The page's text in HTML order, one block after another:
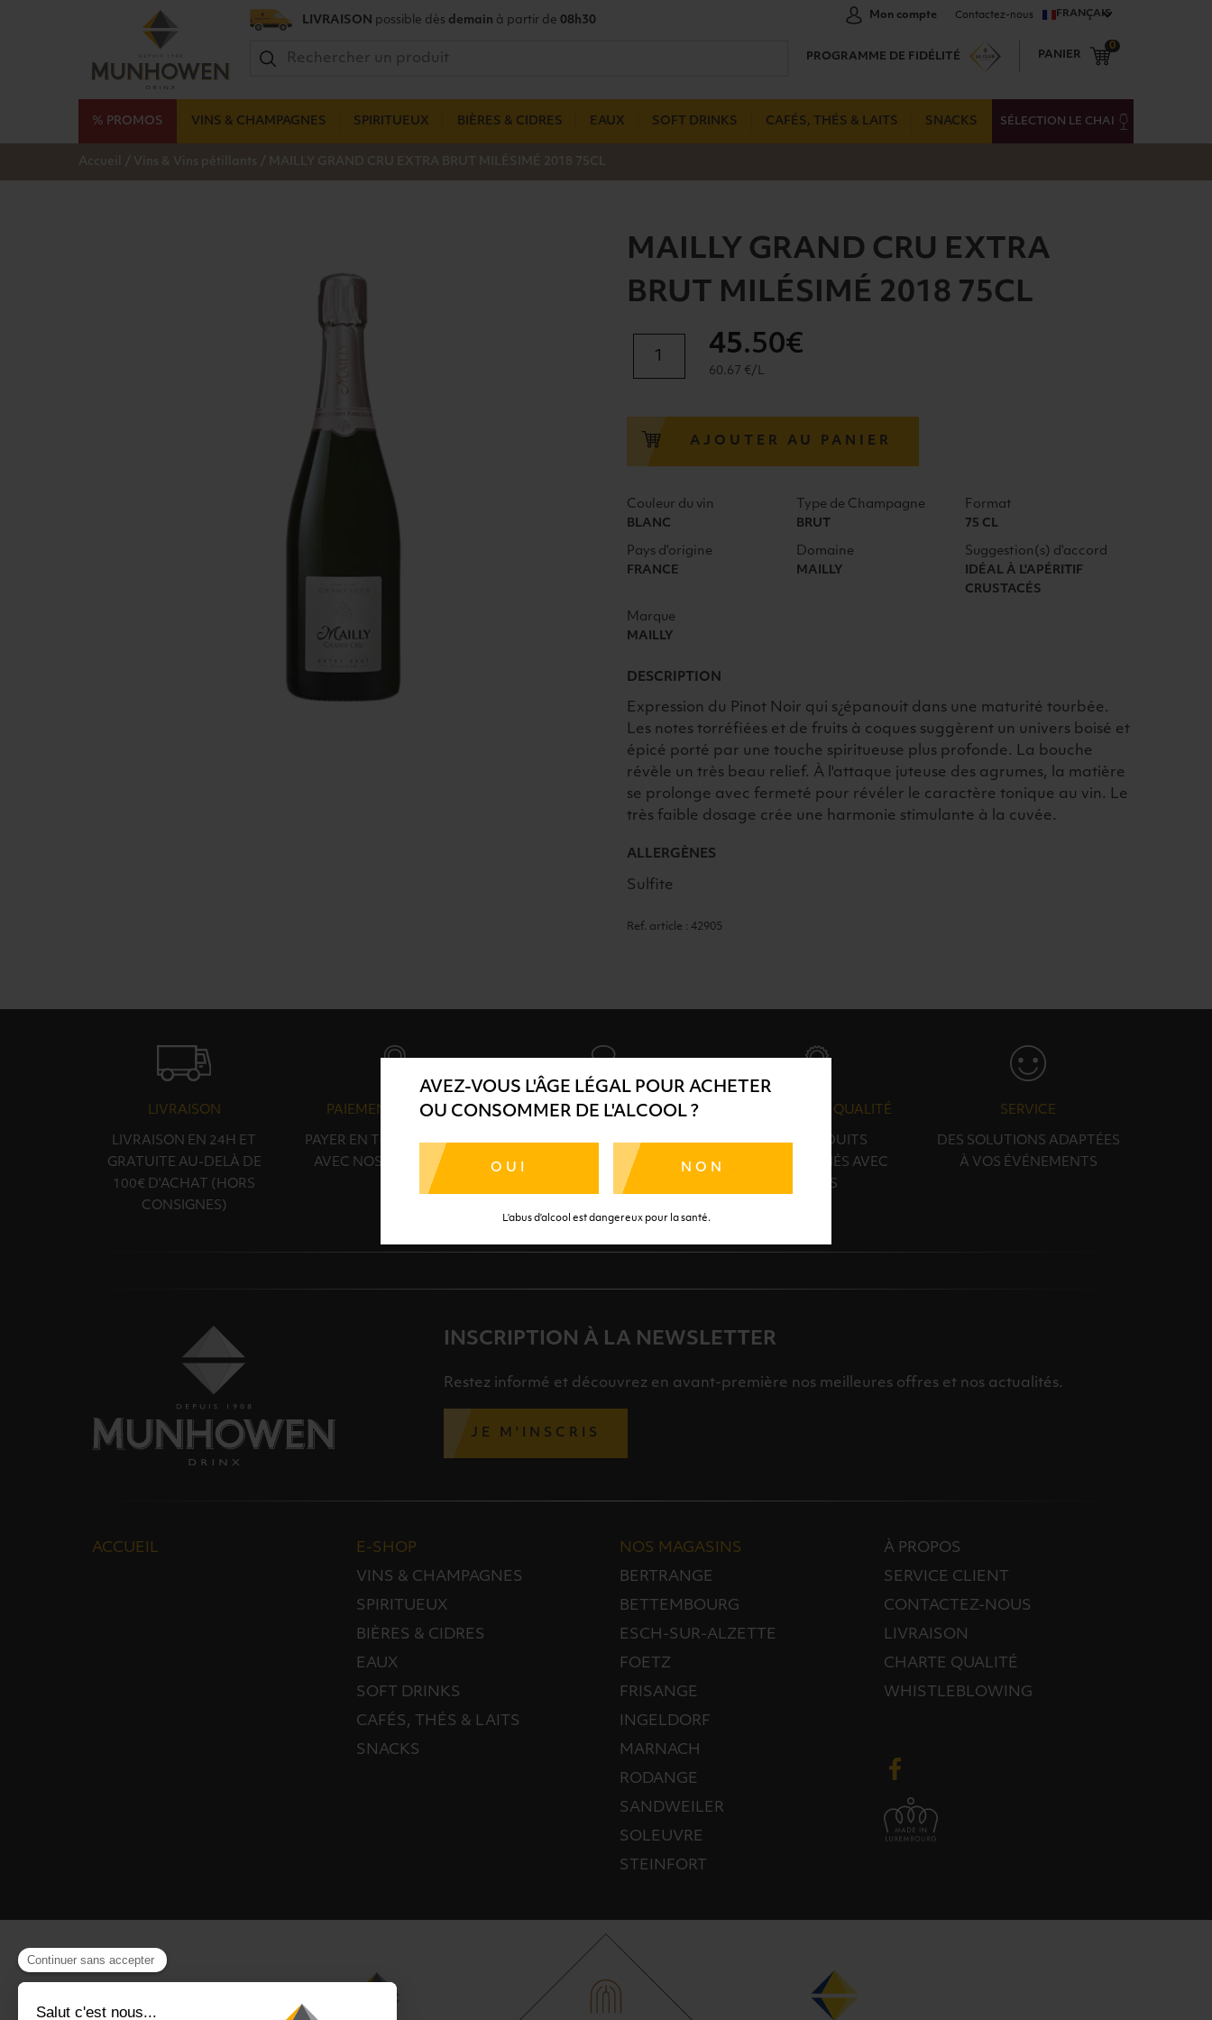
AVEZ-VOUS L'ÂGE LÉGAL POUR ACHETER
OU CONSOMMER DE L'ALCOOL ?
OUI NON
L’abus d’alcool est dangereux pour la santé.
LIVRAISON possible dès demain à partir de 08h30 Mon compte Contactez-nous FRANÇAIS
PROGRAMME DE FIDÉLITÉ PANIER
0
% PROMOS VINS & CHAMPAGNES SPIRITUEUX BIÈRES & CIDRES EAUX SOFT DRINKS CAFÉS, THÉS & LAITS SNACKS SÉLECTION LE CHAI
Accueil / Vins & Vins pétillants / MAILLY GRAND CRU EXTRA BRUT MILÉSIMÉ 2018 75CL
MAILLY GRAND CRU EXTRA
BRUT MILÉSIMÉ 2018 75CL
CRU
EXTRA
MILÉSIMÉ
2018
45.50€
60.67 €/L
AJOUTER AU PANIER
Couleur du vin
BLANC
Type de Champagne
BRUT
Format
75 CL
Pays d'origine
FRANCE
Domaine
MAILLY
Suggestion(s) d'accord
IDÉAL À L'APÉRITIF
CRUSTACÉS
Marque
MAILLY
DESCRIPTION
Expression du Pinot Noir qui s¿épanouit dans une maturité tourbée.
Les notes torréfiées et de fruits à coques suggèrent un univers boisé et
épicé porté par une touche spiritueuse plus profonde. La bouche
révèle un très beau relief. À l'attaque juteuse des agrumes, la matière
se prolonge avec fermeté pour révéler le caractère tonique au vin. Le
très faible dosage crée une harmonie stimulante à la cuvée.
ALLERGÈNES
Sulfite
Ref. article : 42905
LIVRAISON
LIVRAISON EN 24H ET
GRATUITE AU-DELÀ DE
100€ D'ACHAT (HORS
CONSIGNES)
PAIEMENT SÉCURISÉ
PAYER EN TOUTE SÉRÉNITÉ
AVEC NOS PARTENAIRES
AIDE
NOS CONSEILLERS SONT À
VOTRE DISPOSITION
SÉLECTION & QUALITÉ
DES PRODUITS
SÉLECTIONNÉS AVEC
SOINS
SERVICE
DES SOLUTIONS ADAPTÉES
À VOS ÉVÉNEMENTS
INSCRIPTION À LA NEWSLETTER
Restez informé et découvrez en avant-première nos meilleures offres et nos actualités.
JE M'INSCRIS
ACCUEIL
E-SHOP
VINS & CHAMPAGNES
SPIRITUEUX
BIÈRES & CIDRES
EAUX
SOFT DRINKS
CAFÉS, THÉS & LAITS
SNACKS
NOS MAGASINS
BERTRANGE
BETTEMBOURG
ESCH-SUR-ALZETTE
FOETZ
FRISANGE
INGELDORF
MARNACH
RODANGE
SANDWEILER
SOLEUVRE
STEINFORT
À PROPOS
SERVICE CLIENT
CONTACTEZ-NOUS
LIVRAISON
CHARTE QUALITÉ
WHISTLEBLOWING